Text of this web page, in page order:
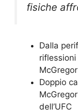
fisiche
Dalla
McGregor
Doppio
dell’UFC